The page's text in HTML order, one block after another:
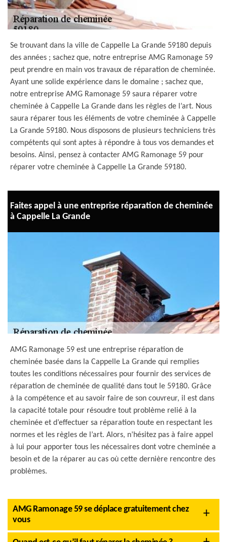
Se trouvant dans la ville de Cappelle La Grande 59180 depuis
des années ; sachez que, notre entreprise AMG Ramonage 59
peut prendre en main vos travaux de réparation de cheminée.
Ayant une solide expérience dans le domaine ; sachez que,
notre entreprise AMG Ramonage 59 saura réparer votre
cheminée à Cappelle La Grande dans les règles de l’art. Nous
saura réparer tous les éléments de votre cheminée à Cappelle
La Grande 59180. Nous disposons de plusieurs techniciens très
compétents qui sont aptes à répondre à tous vos demandes et
besoins. Ainsi, pensez à contacter AMG Ramonage 59 pour
réparer votre cheminée à Cappelle La Grande 59180.
Faites appel à une entreprise réparation de cheminée
à Cappelle La Grande
AMG Ramonage 59 est une entreprise réparation de
cheminée basée dans la Cappelle La Grande qui remplies
toutes les conditions nécessaires pour fournir des services de
réparation de cheminée de qualité dans tout le 59180. Grâce
à la compétence et au savoir faire de son couvreur, il est dans
la capacité totale pour résoudre tout problème relié à la
cheminée et d’effectuer sa réparation toute en respectant les
normes et les règles de l’art. Alors, n’hésitez pas à faire appel
à lui pour apporter tous les nécessaires dont votre cheminée a
besoin et de la réparer au cas où cette dernière rencontre des
problèmes.
AMG Ramonage 59 se déplace gratuitement chez
vous